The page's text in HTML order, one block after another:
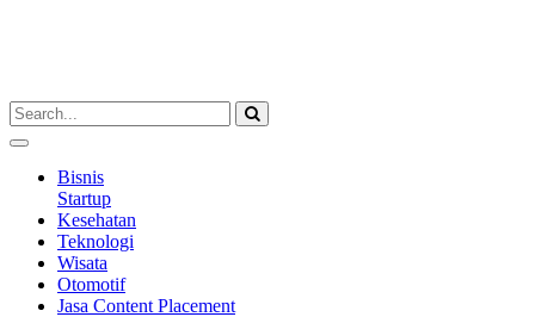
Bisnis
Startup
Kesehatan
Teknologi
Wisata
Otomotif
Jasa Content Placement